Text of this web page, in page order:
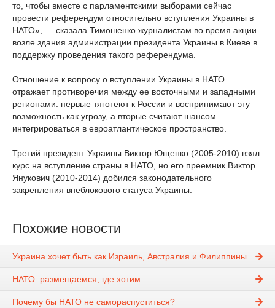
то, чтобы вместе с парламентскими выборами сейчас
провести референдум относительно вступления Украины в
НАТО», — сказала Тимошенко журналистам во время акции
возле здания администрации президента Украины в Киеве в
поддержку проведения такого референдума.
Отношение к вопросу о вступлении Украины в НАТО
отражает противоречия между ее восточными и западными
регионами: первые тяготеют к России и воспринимают эту
возможность как угрозу, а вторые считают шансом
интегрироваться в евроатлантическое пространство.
Третий президент Украины Виктор Ющенко (2005-2010) взял
курс на вступление страны в НАТО, но его преемник Виктор
Янукович (2010-2014) добился законодательного
закрепления внеблокового статуса Украины.
Похожие новости
Украина хочет быть как Израиль, Австралия и Филиппины
НАТО: размещаемся, где хотим
Почему бы НАТО не самораспуститься?